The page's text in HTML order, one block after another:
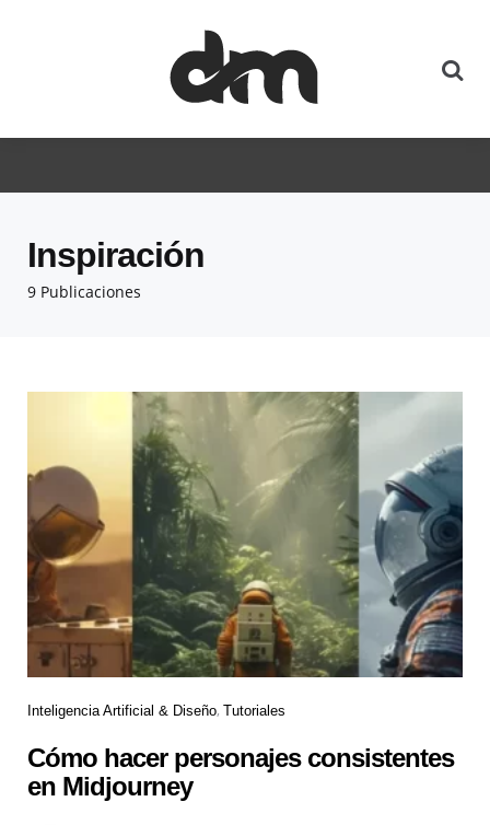
9 Publicaciones
Inspiración
Inteligencia Artificial & Diseño Tutoriales
Cómo hacer personajes consistentes
en Midjourney